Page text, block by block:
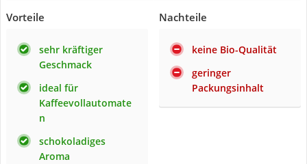
Vorteile
sehr kräftiger
Geschmack
ideal für
Kaffeevollautomate
n
schokoladiges
Aroma
Nachteile
keine Bio-Qualität
geringer
Packungsinhalt